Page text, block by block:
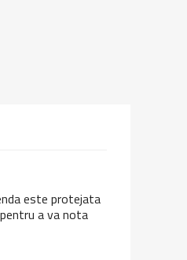
este protejata
a va nota